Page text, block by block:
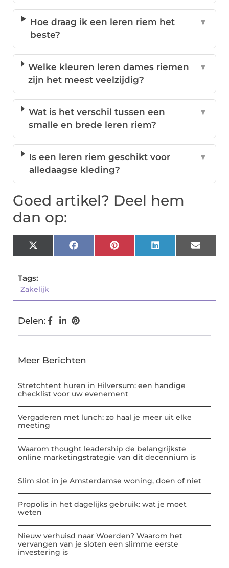
Hoe draag ik een leren riem het
beste?
▼
Welke kleuren leren dames riemen
zijn het meest veelzijdig?
▼
Wat is het verschil tussen een
smalle en brede leren riem?
▼
Is een leren riem geschikt voor
alledaagse kleding?
▼
Goed artikel? Deel hem
dan op:
X
(Twitter)
FacebookPinterestLinkedInEmail
Tags:
Zakelijk
Delen:
Meer Berichten
Stretchtent huren in Hilversum: een handige
checklist voor uw evenement
Vergaderen met lunch: zo haal je meer uit elke
meeting
Waarom thought leadership de belangrijkste
online marketingstrategie van dit decennium is
Slim slot in je Amsterdamse woning, doen of niet
Propolis in het dagelijks gebruik: wat je moet
weten
Nieuw verhuisd naar Woerden? Waarom het
vervangen van je sloten een slimme eerste
investering is